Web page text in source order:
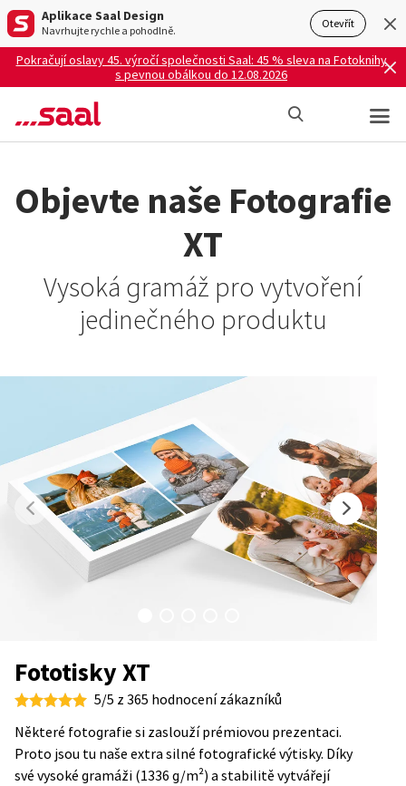
Aplikace Saal Design
Navrhujte rychle a pohodlně. Otevřít
Pokračují oslavy 45. výročí společnosti Saal: 45 % sleva na Fotoknihy
s pevnou obálkou do 12.08.2026
Objevte naše Fotografie
XT
Vysoká gramáž pro vytvoření
jedinečného produktu
Fototisky XT
5/5 z 365 hodnocení zákazníků
Některé fotografie si zaslouží prémiovou prezentaci.
Proto jsou tu naše extra silné fotografické výtisky. Díky
své vysoké gramáži (1336 g/m²) a stabilitě vytvářejí